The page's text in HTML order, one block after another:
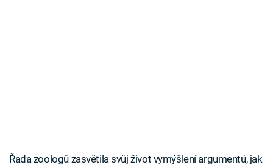
Řada zoologů zasvětila svůj život vymýšlení argumentů, jak